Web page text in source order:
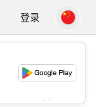
登录